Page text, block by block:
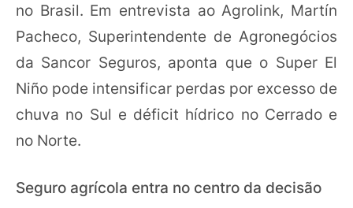
no Brasil. Em entrevista ao Agrolink, Martín
Pacheco, Superintendente de Agronegócios
da Sancor Seguros, aponta que o Super El
Niño pode intensificar perdas por excesso de
chuva no Sul e déficit hídrico no Cerrado e
no Norte.
Seguro agrícola entra no centro da decisão